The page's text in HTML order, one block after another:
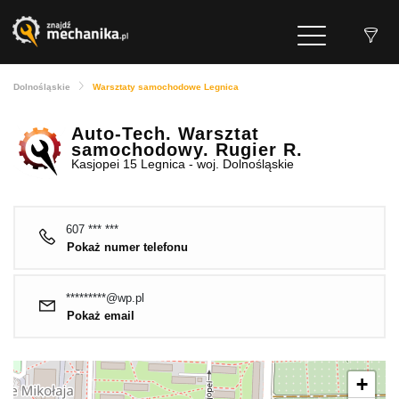
Dolnośląskie Warsztaty samochodowe Legnica
Auto-Tech. Warsztat
samochodowy. Rugier R.
Kasjopei 15 Legnica - woj. Dolnośląskie
607 *** ***
Pokaż numer telefonu
*********@wp.pl
Pokaż email
+